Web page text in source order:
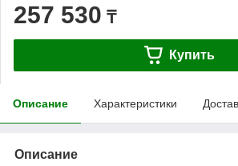
257 530 ₸
Купить
Описание Характеристики
Описание